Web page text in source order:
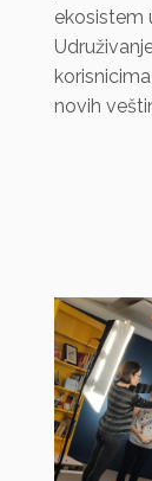
ekosistem
novih